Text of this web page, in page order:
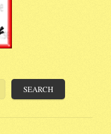
SEARCH